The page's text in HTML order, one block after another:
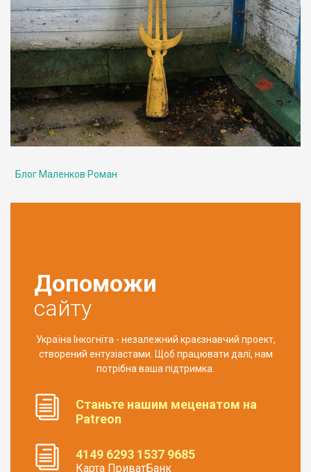
Блог Маленков Роман
Допоможи
сайту
Україна Інкогніта - незалежний краєзнавчий проект,
створений ентузіастами. Щоб працювати далі, нам
потрібна ваша підтримка.
Станьте нашим меценатом на
Patreon
4149 6293 1537 9685
Карта ПриватБанк